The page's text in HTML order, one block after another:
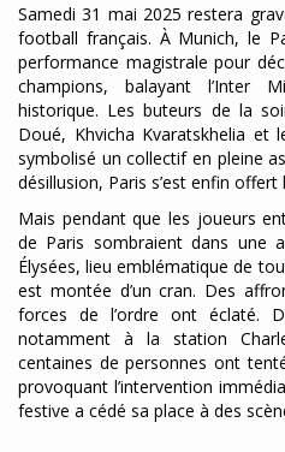
Samedi 31 mai 2025 restera
football français. À Munich, le
performance magistrale pour
champions, balayant l’Inter
historique. Les buteurs de la
Doué, Khvicha Kvaratskhelia
symbolisé un collectif en pleine
désillusion, Paris s’est enfin offert
Mais pendant que les joueurs
de Paris sombraient dans une
Élysées, lieu emblématique de
est montée d’un cran. Des
forces de l’ordre ont éclaté.
notamment à la station
centaines de personnes ont
provoquant l’intervention
festive a cédé sa place à des